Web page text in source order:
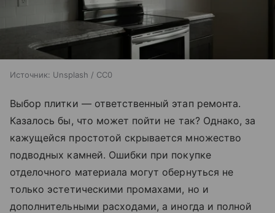
Источник: Unsplash / CC0
Выбор плитки — ответственный этап ремонта.
Казалось бы, что может пойти не так? Однако, за
кажущейся простотой скрывается множество
подводных камней. Ошибки при покупке
отделочного материала могут обернуться не
только эстетическими промахами, но и
дополнительными расходами, а иногда и полной